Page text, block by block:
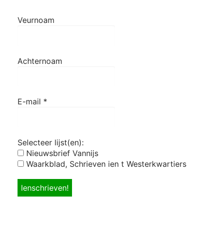
Veurnoam
Achternoam
E-mail *
Selecteer lijst(en):
Nieuwsbrief Vannijs
Waarkblad, Schrieven ien t Westerkwartiers